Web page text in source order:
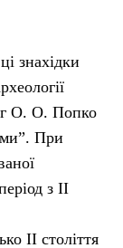
знахідки
О. О. Попко
При
з II
II століття